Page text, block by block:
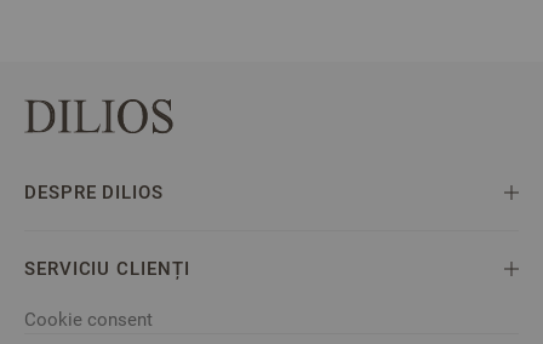
DESPRE DILIOS
SERVICIU CLIENȚI
Cookie consent